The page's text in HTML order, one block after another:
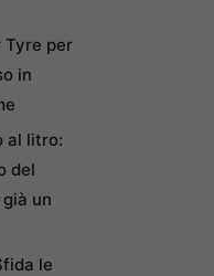
Tyre per
in
al litro:
del
un
le